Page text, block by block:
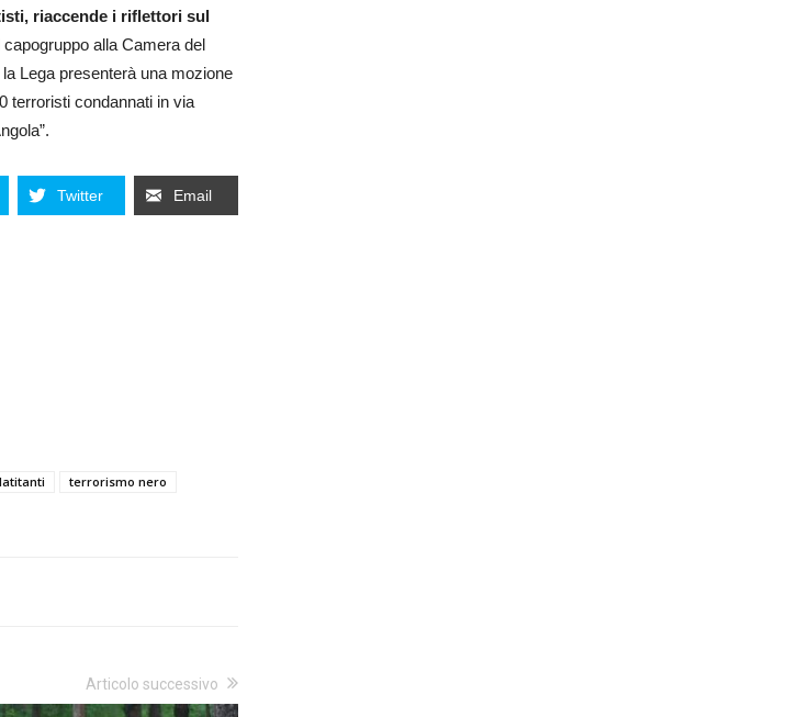
riaccende i riflettori sul
capogruppo alla Camera del
Lega presenterà una mozione
terroristi condannati in via
Twitter Email
latitanti
terrorismo nero
Articolo successivo